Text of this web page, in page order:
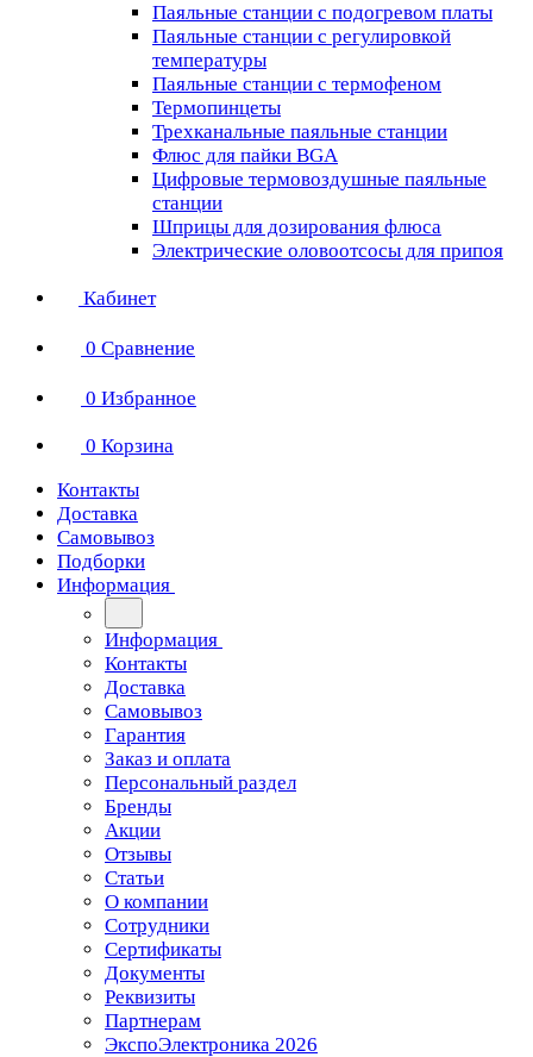
Паяльные станции с подогревом платы
Паяльные станции с регулировкой
температуры
Паяльные станции с термофеном
Термопинцеты
Трехканальные паяльные станции
Флюс для пайки BGA
Цифровые термовоздушные паяльные
станции
Шприцы для дозирования флюса
Электрические оловоотсосы для припоя
Кабинет
0 Сравнение
0 Избранное
0 Корзина
Контакты
Доставка
Самовывоз
Подборки
Информация
Информация
Контакты
Доставка
Самовывоз
Гарантия
Заказ и оплата
Персональный раздел
Бренды
Акции
Отзывы
Статьи
О компании
Сотрудники
Сертификаты
Документы
Реквизиты
Партнерам
ЭкспоЭлектроника 2026